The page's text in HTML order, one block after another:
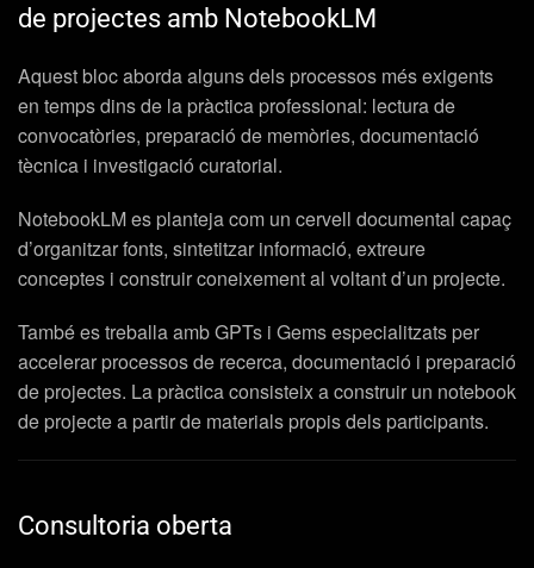
de projectes amb NotebookLM
Aquest bloc aborda alguns dels processos més exigents
en temps dins de la pràctica professional: lectura de
convocatòries, preparació de memòries, documentació
tècnica i investigació curatorial.
NotebookLM es planteja com un cervell documental capaç
d’organitzar fonts, sintetitzar informació, extreure
conceptes i construir coneixement al voltant d’un projecte.
També es treballa amb GPTs i Gems especialitzats per
accelerar processos de recerca, documentació i preparació
de projectes. La pràctica consisteix a construir un notebook
de projecte a partir de materials propis dels participants.
Consultoria oberta